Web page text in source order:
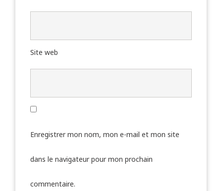
Site web
Enregistrer mon nom, mon e-mail et mon site
dans le navigateur pour mon prochain
commentaire.